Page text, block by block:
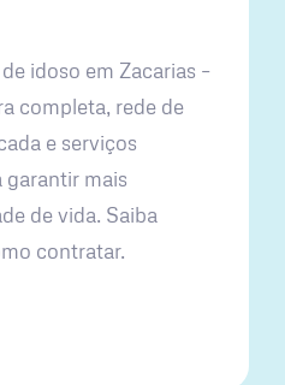
idoso em Zacarias –
completa, rede de
e serviços
garantir mais
de vida. Saiba
contratar.